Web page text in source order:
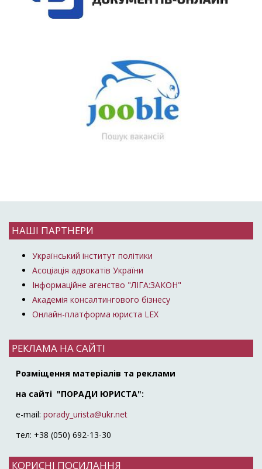
НАШІ ПАРТНЕРИ
Український інститут політики
Асоціація адвокатів України
Інформаційне агенство "ЛІГА:ЗАКОН"
Академія консалтингового бізнесу
Онлайн-платформа юриста LEX
РЕКЛАМА НА САЙТІ
Розміщення матеріалів та реклами
на сайті "ПОРАДИ ЮРИСТА":
e-mail: porady_urista@ukr.net
тел: +38 (050) 692-13-30
КОРИСНІ ПОСИЛАННЯ